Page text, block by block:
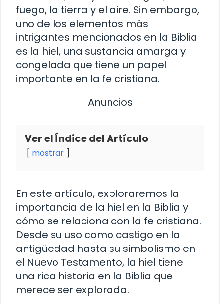
fuego, la tierra y el aire. Sin embargo,
uno de los elementos más
intrigantes mencionados en la Biblia
es la hiel, una sustancia amarga y
congelada que tiene un papel
importante en la fe cristiana.
Anuncios
Ver el Índice del Artículo
mostrar
En este artículo, exploraremos la
importancia de la hiel en la Biblia y
cómo se relaciona con la fe cristiana.
Desde su uso como castigo en la
antigüedad hasta su simbolismo en
el Nuevo Testamento, la hiel tiene
una rica historia en la Biblia que
merece ser explorada.